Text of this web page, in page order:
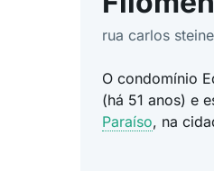
rua carlos
O condomínio
(há 51 anos) e
Paraíso, na